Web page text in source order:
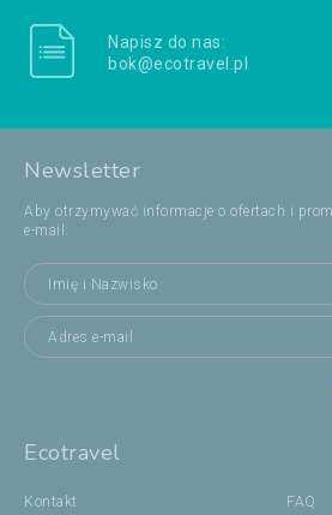
Napisz do nas:
bok@ecotravel.pl
Newsletter
Aby otrzymywać informacje o ofertach i
e-mail:
Ecotravel
Kontakt FAQ